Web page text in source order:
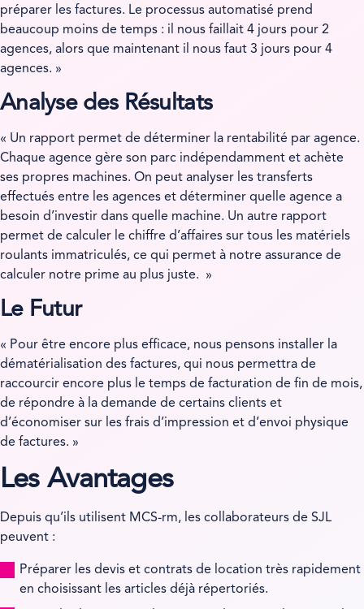
préparer les factures. Le processus automatisé prend
beaucoup moins de temps : il nous faillait 4 jours pour 2
agences, alors que maintenant il nous faut 3 jours pour 4
agences. »
Analyse des Résultats
« Un rapport permet de déterminer la rentabilité par agence.
Chaque agence gère son parc indépendamment et achète
ses propres machines. On peut analyser les transferts
effectués entre les agences et déterminer quelle agence a
besoin d’investir dans quelle machine. Un autre rapport
permet de calculer le chiffre d’affaires sur tous les matériels
roulants immatriculés, ce qui permet à notre assurance de
calculer notre prime au plus juste. »
Le Futur
« Pour être encore plus efficace, nous pensons installer la
dématérialisation des factures, qui nous permettra de
raccourcir encore plus le temps de facturation de fin de mois,
de répondre à la demande de certains clients et
d’économiser sur les frais d’impression et d’envoi physique
de factures. »
Les Avantages
Depuis qu’ils utilisent MCS-rm, les collaborateurs de SJL
peuvent :
Préparer les devis et contrats de location très rapidement
en choisissant les articles déjà répertoriés.